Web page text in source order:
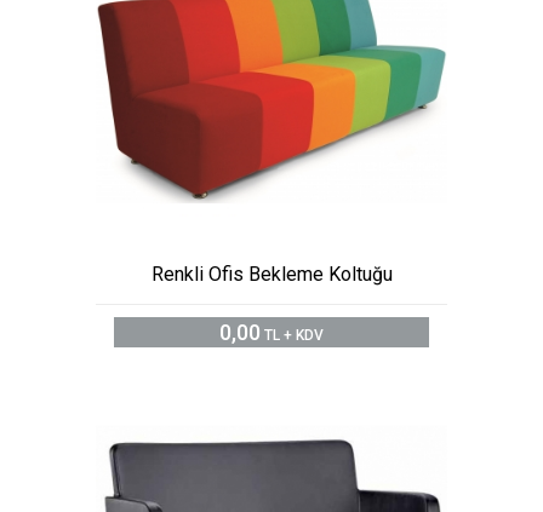
Renkli Ofis Bekleme Koltuğu
0,00 TL + KDV